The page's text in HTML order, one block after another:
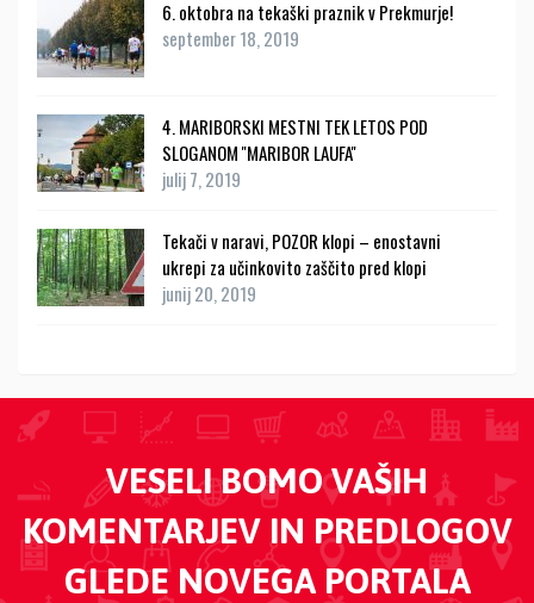
6. oktobra na tekaški praznik v Prekmurje!
september 18, 2019
4. MARIBORSKI MESTNI TEK LETOS POD
SLOGANOM ''MARIBOR LAUFA''
julij 7, 2019
Tekači v naravi, POZOR klopi – enostavni
ukrepi za učinkovito zaščito pred klopi
junij 20, 2019
VESELI BOMO VAŠIH
KOMENTARJEV IN PREDLOGOV
GLEDE NOVEGA PORTALA